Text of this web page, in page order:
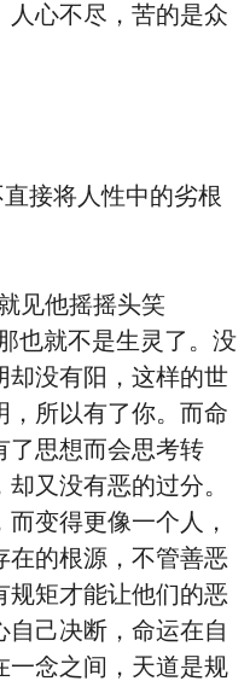
人心不尽，苦的是众
接将人性中的劣根
他摇摇头笑
也就不是生灵了。没
却没有阳，这样的世
，所以有了你。而命
了思想而会思考转
又没有恶的过分。
变得更像一个人，
在的根源，不管善恶
规矩才能让他们的恶
己决断，命运在自
一念之间，天道是规